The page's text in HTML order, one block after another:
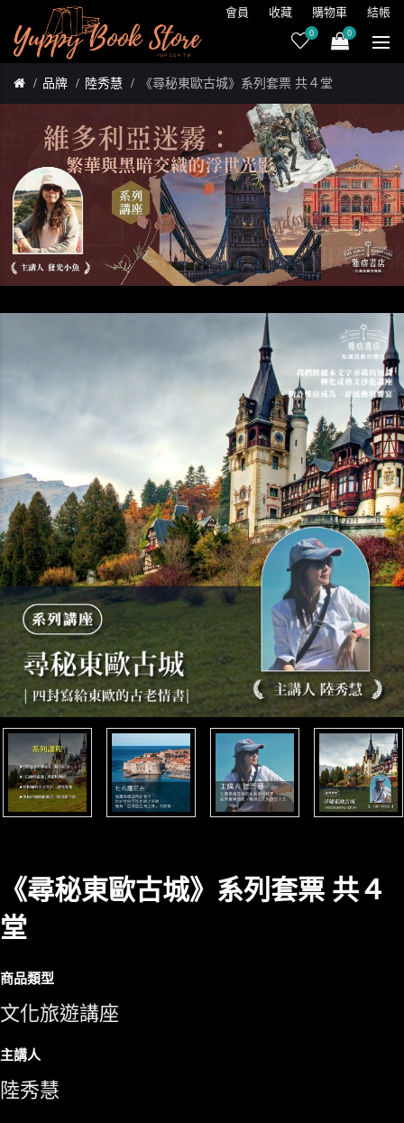
會員 收藏 購物車 結帳
0 0
品牌 陸秀慧 《尋秘東歐古城》系列套票 共４堂
《尋秘東歐古城》系列套票 共４
堂
商品類型
文化旅遊講座
主講人
陸秀慧